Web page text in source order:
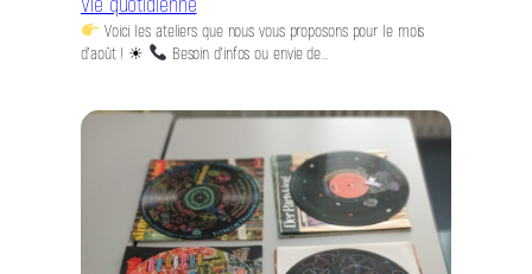
Voici les ateliers que nous vous proposons pour le mois
d’août ! ☀
Besoin d’infos ou envie de…